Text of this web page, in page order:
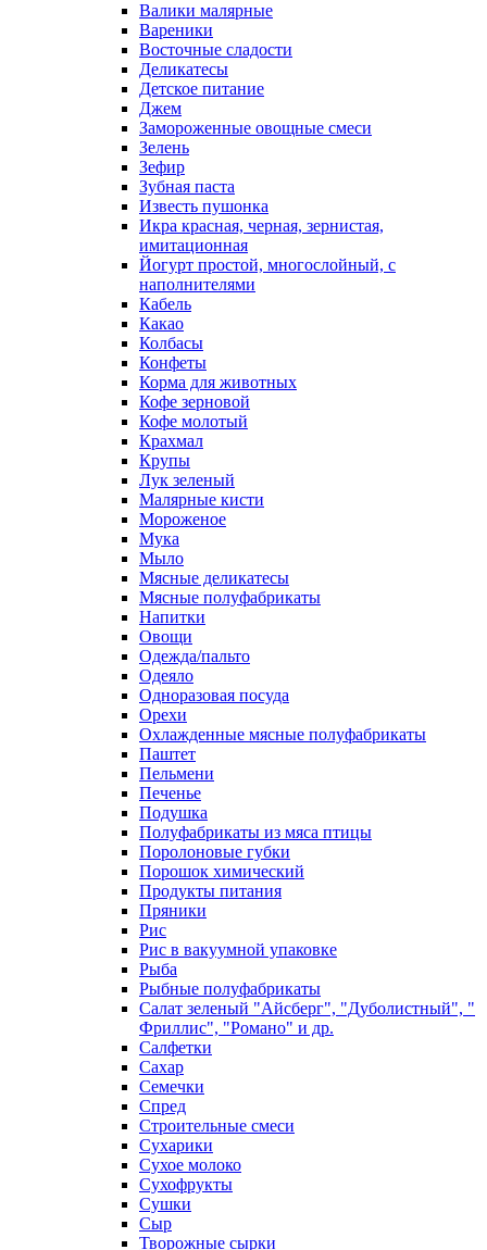
Валики малярные
Вареники
Восточные сладости
Деликатесы
Детское питание
Джем
Замороженные овощные смеси
Зелень
Зефир
Зубная паста
Известь пушонка
Икра красная, черная, зернистая,
имитационная
Йогурт простой, многослойный, с
наполнителями
Кабель
Какао
Колбасы
Конфеты
Корма для животных
Кофе зерновой
Кофе молотый
Крахмал
Крупы
Лук зеленый
Малярные кисти
Мороженое
Мука
Мыло
Мясные деликатесы
Мясные полуфабрикаты
Напитки
Овощи
Одежда/пальто
Одеяло
Одноразовая посуда
Орехи
Охлажденные мясные полуфабрикаты
Паштет
Пельмени
Печенье
Подушка
Полуфабрикаты из мяса птицы
Поролоновые губки
Порошок химический
Продукты питания
Пряники
Рис
Рис в вакуумной упаковке
Рыба
Рыбные полуфабрикаты
Салат зеленый "Айсберг", "Дуболистный", "
Фриллис", "Романо" и др.
Салфетки
Сахар
Семечки
Спред
Строительные смеси
Сухарики
Сухое молоко
Сухофрукты
Сушки
Сыр
Творожные сырки